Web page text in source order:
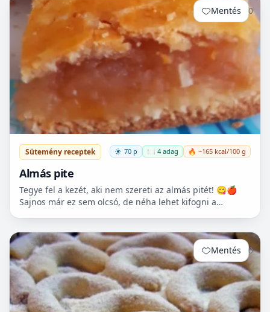
Mentés 0
Sütemény receptek 70 p 🍽️ 4 adag 🔥 ~165 kcal/100 g
Almás pite
Tegye fel a kezét, aki nem szereti az almás pitét! 😋🍎
Sajnos már ez sem olcsó, de néha lehet kifogni a
Mentés 0